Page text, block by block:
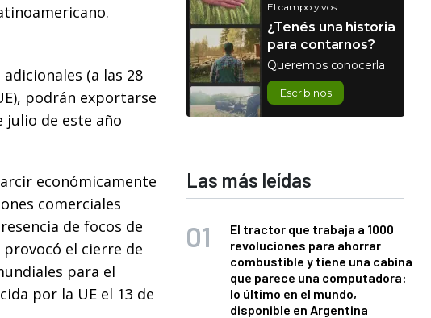
(a las 28
podrán exportarse
julio de este año
económicamente
comerciales
de focos de
el cierre de
para el
por la UE el 13 de
El campo y vos
¿Tenés una historia
para contarnos?
Queremos conocerla
Escribinos
Las más leídas
El tractor que trabaja a 1000
revoluciones para ahorrar
combustible y tiene una cabina
que parece una computadora:
lo último en el mundo,
disponible en Argentina